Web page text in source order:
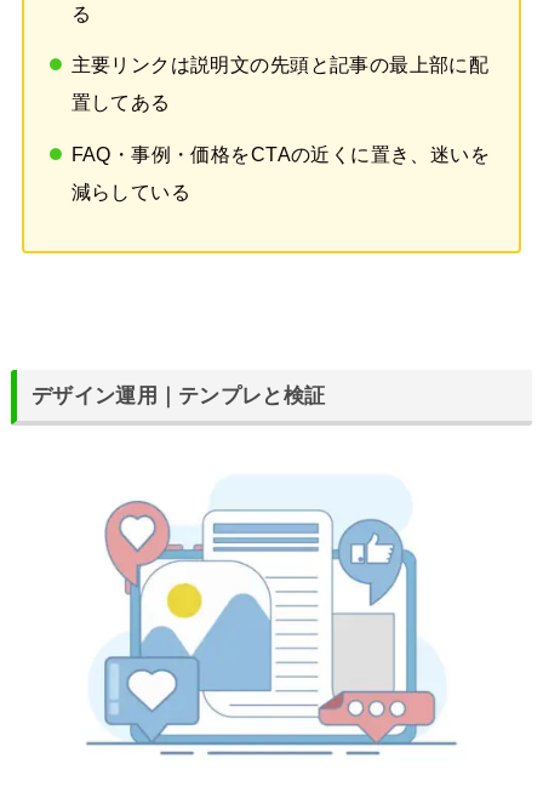
る
主要リンクは説明文の先頭と記事の最上部に配
置してある
FAQ・事例・価格をCTAの近くに置き、迷いを
減らしている
デザイン運用｜テンプレと検証